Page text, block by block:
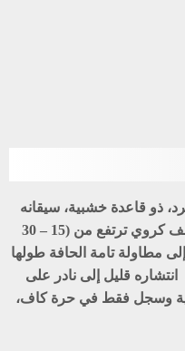
ذو قاعدة خشبية، سيقانه
صاعدة تتفرع من القاعدة ويشكل نصف كروي ترتفع من (15 – 30
مطاولة تامة الحافة طولها
وعرضها (1 – 2 سم). انتشاره قليل إلى نادر على
وسجل فقط في حرة كاف،